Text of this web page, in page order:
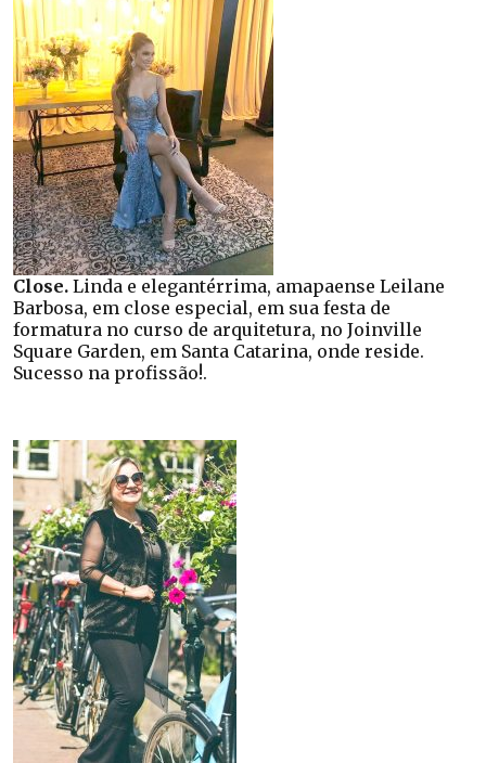
Close. Linda e elegantérrima, amapaense Leilane
Barbosa, em close especial, em sua festa de
formatura no curso de arquitetura, no Joinville
Square Garden, em Santa Catarina, onde reside.
Sucesso na profissão!.